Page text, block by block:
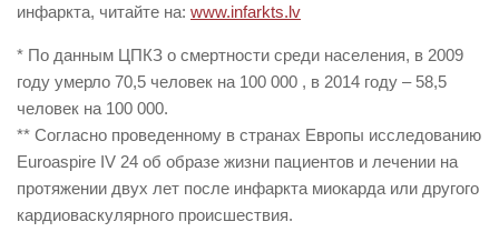
инфаркта, читайте на: www.infarkts.lv
* По данным ЦПКЗ о смертности среди населения, в 2009
году умерло 70,5 человек на 100 000 , в 2014 году – 58,5
человек на 100 000.
** Согласно проведенному в странах Европы исследованию
Euroaspire IV 24 об образе жизни пациентов и лечении на
протяжении двух лет после инфаркта миокарда или другого
кардиоваскулярного происшествия.